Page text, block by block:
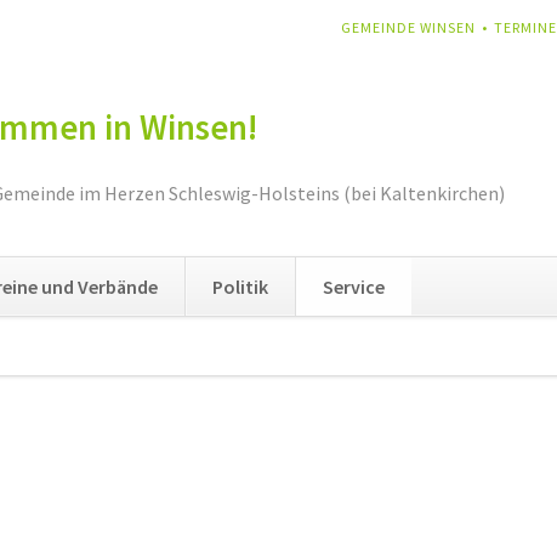
NAVIGATION
GEMEINDE WINSEN TERMINE
in Winsen!
im Herzen Schleswig-Holsteins (bei Kaltenkirchen)
überspringen
und Verbände Politik Service
überspringen